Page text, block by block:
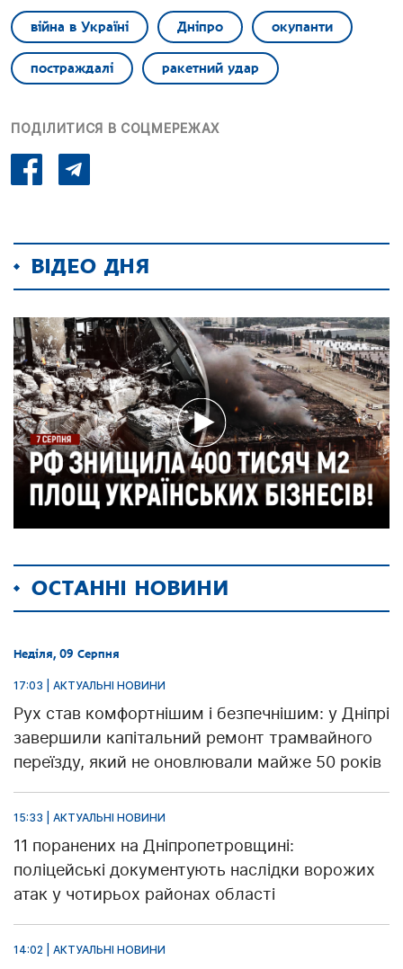
війна в Україні Дніпро окупанти
постраждалі ракетний удар
ПОДІЛИТИСЯ В СОЦМЕРЕЖАХ
ВІДЕО ДНЯ
ОСТАННІ НОВИНИ
Неділя, 09 Серпня
17:03 | АКТУАЛЬНІ НОВИНИ
Рух став комфортнішим і безпечнішим: у Дніпрі
завершили капітальний ремонт трамвайного
переїзду, який не оновлювали майже 50 років
15:33 | АКТУАЛЬНІ НОВИНИ
11 поранених на Дніпропетровщині:
поліцейські документують наслідки ворожих
атак у чотирьох районах області
14:02 | АКТУАЛЬНІ НОВИНИ